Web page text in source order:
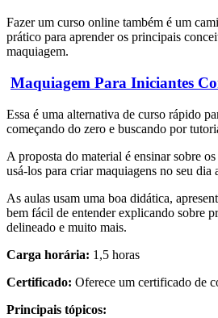
Fazer um curso online também é um
prático para aprender os principais
maquiagem.
Maquiagem Para Iniciantes
Essa é uma alternativa de curso rápido
começando do zero e buscando por
A proposta do material é ensinar sobre
usá-los para criar maquiagens no seu dia
As aulas usam uma boa didática,
bem fácil de entender explicando sobre
delineado e muito mais.
Carga horária: 1,5 horas
Certificado: Oferece um certificado de
Principais tópicos: